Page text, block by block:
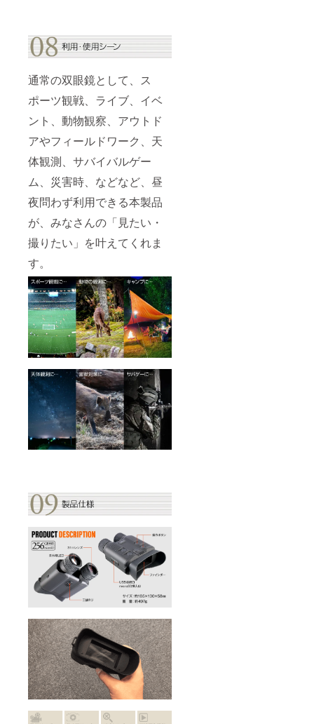
通常の双眼鏡として、ス
ポーツ観戦、ライブ、イベ
ント、動物観察、アウトド
アやフィールドワーク、天
体観測、サバイバルゲー
ム、災害時、などなど、昼
夜問わず利用できる本製品
が、みなさんの「見たい・
撮りたい」を叶えてくれま
す。